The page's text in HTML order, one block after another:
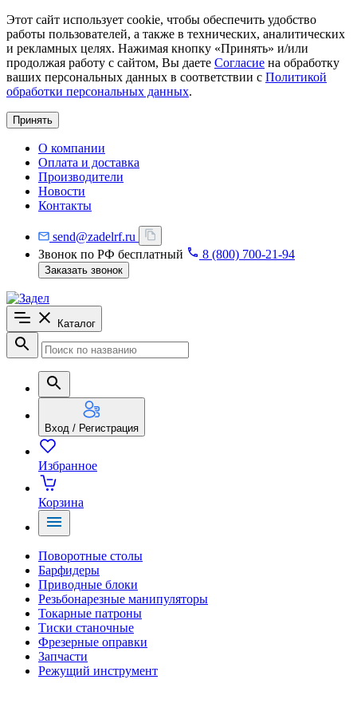
Этот сайт использует cookie, чтобы обеспечить удобство
работы пользователей, а также в технических, аналитических
и рекламных целях. Нажимая кнопку «Принять» и/или
продолжая работу с сайтом, Вы даете Согласие на обработку
ваших персональных данных в соответствии с Политикой
обработки персональных данных.
Принять
О компании
Оплата и доставка
Производители
Новости
Контакты
send@zadelrf.ru
Звонок по РФ бесплатный
8 (800) 700-21-94
Заказать звонок
Каталог
Вход / Регистрация
Избранное
Корзина
Поворотные столы
Барфидеры
Приводные блоки
Резьбонарезные манипуляторы
Токарные патроны
Тиски станочные
Фрезерные оправки
Запчасти
Режущий инструмент